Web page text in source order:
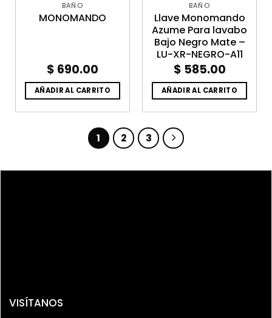
BAÑO
MONOMANDO
$ 690.00
AÑADIR AL CARRITO
BAÑO
Llave Monomando
Azume Para lavabo
Bajo Negro Mate –
LU-XR-NEGRO-A11
$ 585.00
AÑADIR AL CARRITO
1 2 3
VISÍTANOS